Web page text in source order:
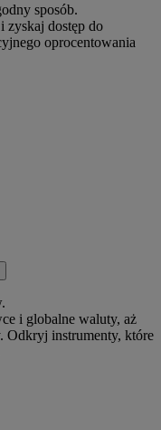
sposób.
zyskaj dostęp do
oprocentowania
i globalne waluty, aż
Odkryj instrumenty, które